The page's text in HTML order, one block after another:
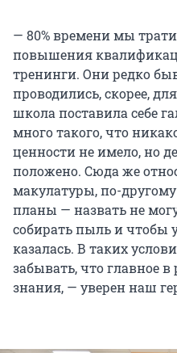
— 80% времени мы
повышения
тренинги. Они редко
проводились, скорее,
школа поставила себе
много такого, что
ценности не имело, но
положено. Сюда же
макулатуры, по-
планы — назвать не
собирать пыль и чтобы
казалась. В таких
забывать, что главное
знания, — уверен наш